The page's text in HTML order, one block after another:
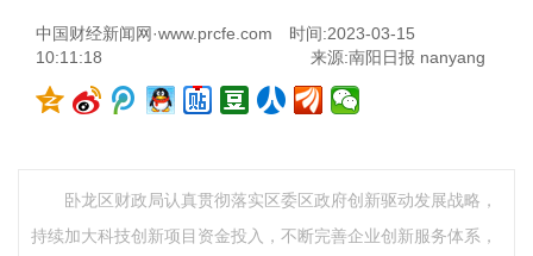
中国财经新闻网·www.prcfe.com
时间:2023-03-15
10:11:18
来源:南阳日报 nanyang
卧龙区财政局认真贯彻落实区委区政府创新驱动发展战略，
持续加大科技创新项目资金投入，不断完善企业创新服务体系，